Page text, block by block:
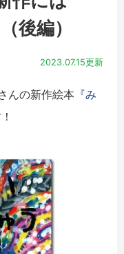
後編）
2023.07.15更新
んの新作絵本 『み